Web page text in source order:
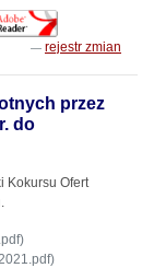
rejestr zmian
przez
do
Kokursu Ofert